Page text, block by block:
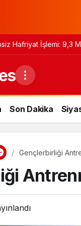
Hafriyat İşlemi: 9,3
Son Dakika
Gençlerbirliği